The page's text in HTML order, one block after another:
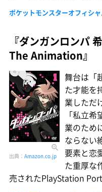
ポケットモンスターオフィシ
『ダンガンロンパ
The Animation』
出典： Amazon.co.jp
舞台は「
た才能を
業しただ
「私立
業のため
ならない
要素と恋
た重厚な
売されたPlayStation